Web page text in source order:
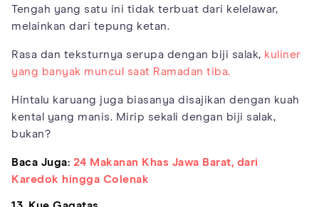
Tengah yang satu ini tidak terbuat dari kelelawar,
melainkan dari tepung ketan.
Rasa dan teksturnya serupa dengan biji salak, kuliner
yang banyak muncul saat Ramadan tiba.
Hintalu karuang juga biasanya disajikan dengan kuah
kental yang manis. Mirip sekali dengan biji salak,
bukan?
Baca Juga: 24 Makanan Khas Jawa Barat, dari
Karedok hingga Colenak